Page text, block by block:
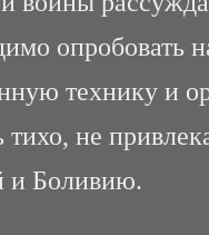
опробовать
технику и
не
и Боливию.